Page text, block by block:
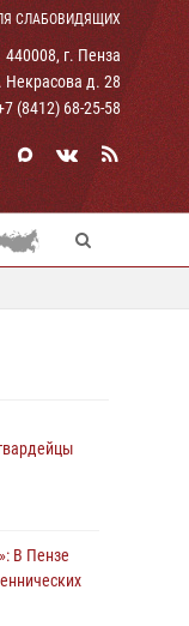
СЛАБОВИДЯЩИХ
440008, г. Пенза
Некрасова д. 28
(8412) 68-25-58
В Пензе